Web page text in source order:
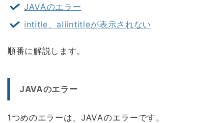
JAVAのエラー
intitle、allintitleが表示されない
順番に解説します。
JAVAのエラー
1つめのエラーは、JAVAのエラーです。